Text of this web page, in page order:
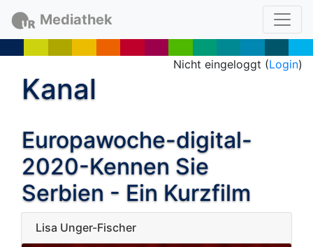
Mediathek
Nicht eingeloggt (Login)
Kanal
Europawoche-digital-
2020-Kennen Sie
Serbien - Ein Kurzfilm
Lisa Unger-Fischer